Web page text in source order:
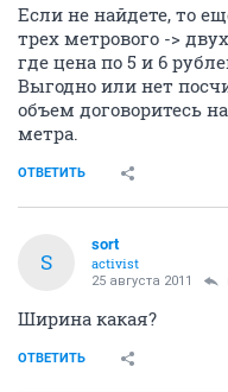
Если не найдете, то
трех метрового ->
где цена по 5 и 6
Выгодно или нет
объем договоритесь
метра.
ОТВЕТИТЬ
S
sort
activist
25 августа 2011
Ширина какая?
ОТВЕТИТЬ